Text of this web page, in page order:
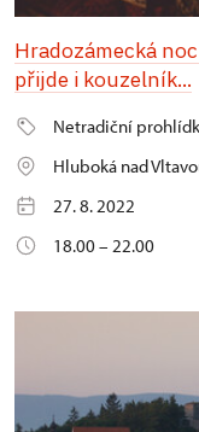
Hradozámecká
přijde i kouzelník...
Netradiční
Hluboká nad
27. 8. 2022
18.00 – 22.00